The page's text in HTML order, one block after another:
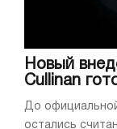
Новый
Cullinan
До
остались